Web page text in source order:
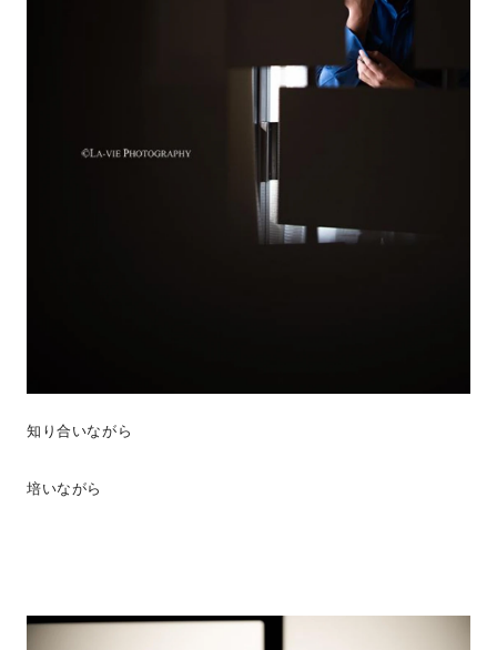
知り合いながら
培いながら